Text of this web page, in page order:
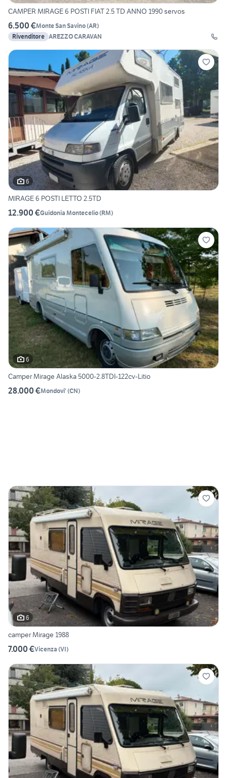
CAMPER MIRAGE 6 POSTI FIAT 2.5 TD ANNO 1990 servos
6.500 €Monte San Savino(AR)
Rivenditore AREZZO CARAVAN
6
MIRAGE 6 POSTI LETTO 2.5TD
12.900 €Guidonia Montecelio(RM)
6
Camper Mirage Alaska 5000-2.8TDI-122cv-Litio
28.000 €Mondovi' (CN)
6
camper Mirage 1988
7.000 €Vicenza (VI)